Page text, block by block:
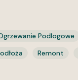
Podlogowe
Remont